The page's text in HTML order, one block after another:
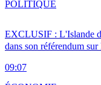
EXCLUSIF : L'Islande
dans son référendum
09:07
POLITIQUE